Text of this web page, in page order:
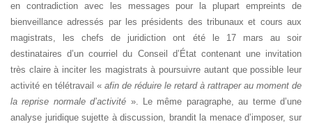
en contradiction avec les messages pour la plupart empreints de
bienveillance adressés par les présidents des tribunaux et cours aux
magistrats, les chefs de juridiction ont été le 17 mars au soir
destinataires d’un courriel du Conseil d’État contenant une invitation
très claire à inciter les magistrats à poursuivre autant que possible leur
activité en télétravail « afin de réduire le retard à rattraper au moment de
la reprise normale d’activité ». Le même paragraphe, au terme d’une
analyse juridique sujette à discussion, brandit la menace d’imposer, sur